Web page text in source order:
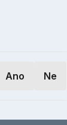
Ano Ne